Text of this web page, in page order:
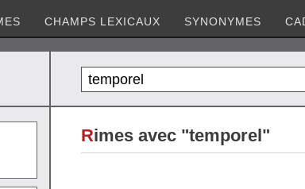
CHAMPS LEXICAUX SYNONYMES
Rimes avec "temporel"